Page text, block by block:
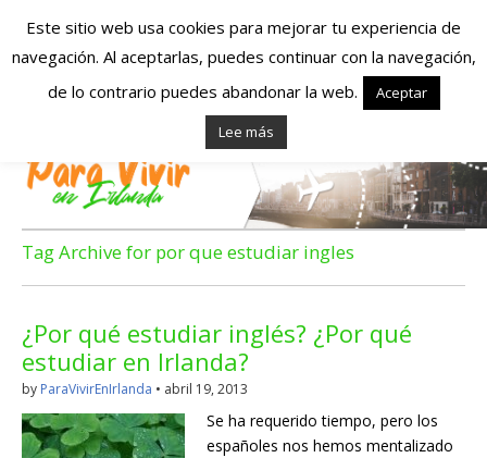
Españoles en
Irlanda – Vivir en
Irlanda – Trabajo
en Irlanda –
Alojamiento en
Irlanda
Blog dedicado a los que viven, estudian y trabajan en
Irlanda!
Tag Archive for por que estudiar ingles
¿Por qué estudiar inglés? ¿Por qué
estudiar en Irlanda?
by ParaVivirEnIrlanda • abril 19, 2013
Se ha requerido tiempo, pero los
españoles nos hemos mentalizado
Este sitio web usa cookies para mejorar tu experiencia de
navegación. Al aceptarlas, puedes continuar con la navegación,
de lo contrario puedes abandonar la web.
Aceptar
Lee más